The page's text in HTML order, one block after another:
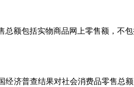
额包括实物商品网上零售额，不包
济普查结果对社会消费品零售总额